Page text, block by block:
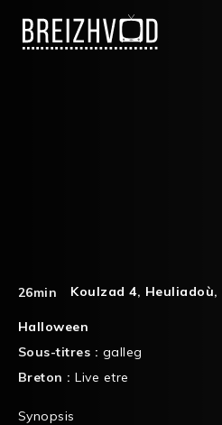
26min Koulzad 4, Heuliadoù,
Halloween
Sous-titres : galleg
Breton :Live etre
Synopsis